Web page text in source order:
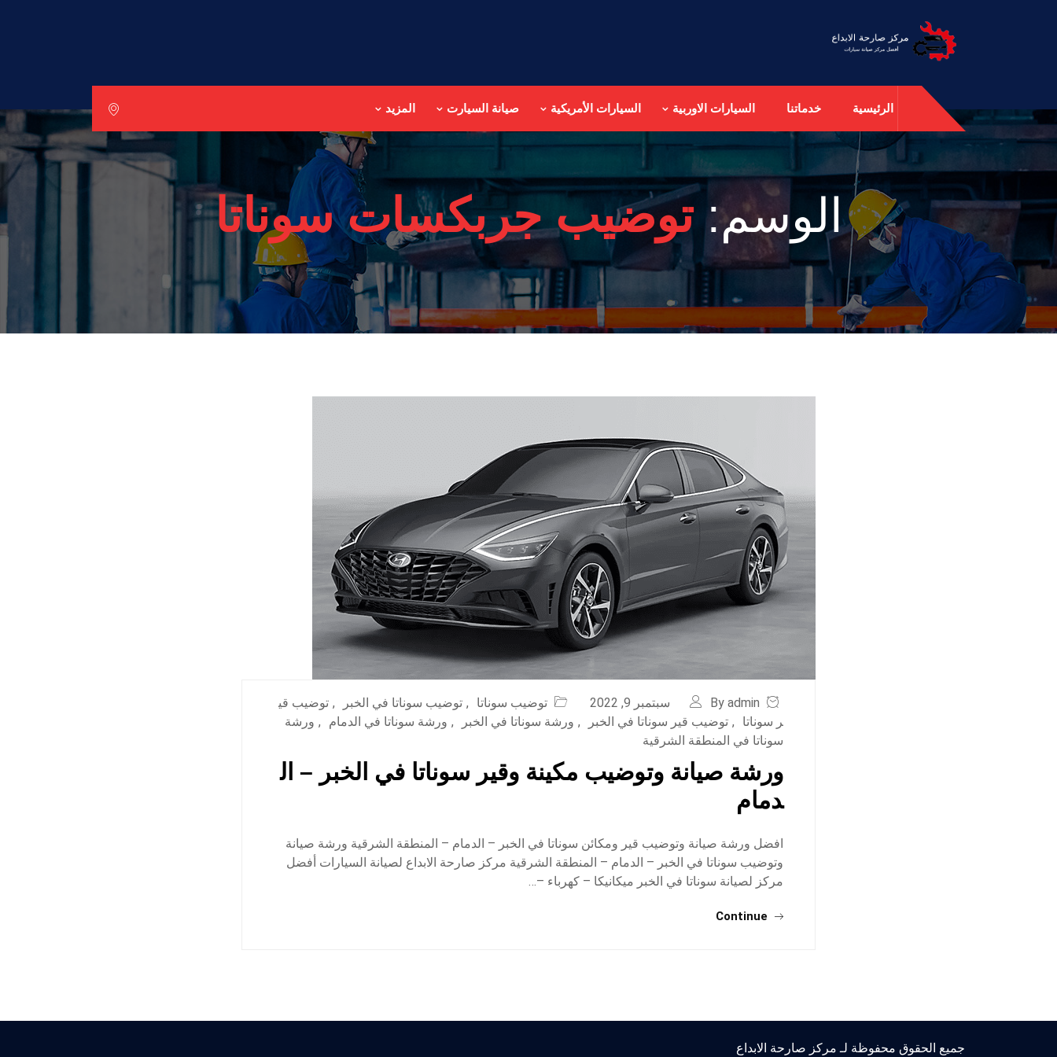
الرئيسية خدماتنا السيارات الاوربية السيارات الأمريكية صيانة السيارت المزيد
الوسم:توضيب جربكسات سوناتا
By admin سبتمبر 9, 2022 توضيب سوناتا , توضيب سوناتا في الخبر , توضيب قي
ر سوناتا
, توضيب قير سوناتا في الخبر , ورشة سوناتا في الخبر , ورشة سوناتا في الدمام , ورشة
سوناتا في المنطقة الشرقية
ورشة صيانة وتوضيب مكينة وقير سوناتا في الخبر – ال
دمام
افضل ورشة صيانة وتوضيب قير ومكائن سوناتا في الخبر – الدمام – المنطقة الشرقية ورشة صيانة
وتوضيب سوناتا في الخبر – الدمام – المنطقة الشرقية مركز صارحة الابداع لصيانة السيارات أفضل
مركز لصيانة سوناتا في الخبر ميكانيكا – كهرباء –…
Continue
جميع الحقوق محفوظة لـ مركز صارحة الابداع